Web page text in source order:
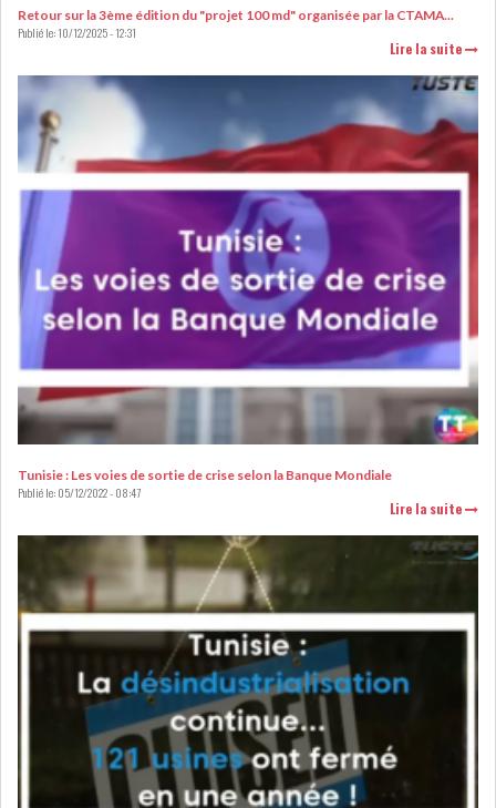
DISTRIBUTION
COMPOSANTS
CHIMIE
DISTRIBUTION
AUTOMOBILE
FINANCIER IMMOBILIER
HOLDING INDUSTRIEL
AGRO-ALIMENTAIRE DIVERS
L’ATB RENFORCE SON
OFFICE PLAST : UNE LEVÉE DE
FONDS AU SER...
OFFICEPLAST : YASSINE ABID
ANIMERA UNE C...
ENNAKL LÈVE 60 MD SUR LE
MARCHÉ OBLIGATA...
Retour sur la 3ème édition du "projet 100 md" organisée par la CTAMA...
Publié le:10/12/2025 - 12:31
Lire la suite
Tunisie : Les voies de sortie de crise selon la Banque Mondiale
Publié le:05/12/2022 - 08:47
Lire la suite